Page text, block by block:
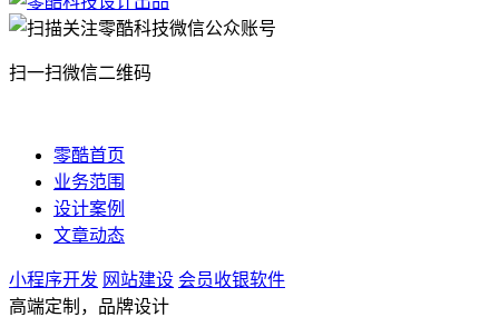
扫一扫微信二维码
零酷首页
业务范围
设计案例
文章动态
小程序开发 网站建设 会员收银软件
高端定制，品牌设计